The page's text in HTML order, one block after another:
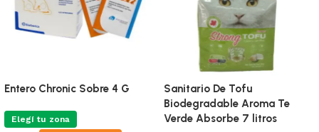
Entero Chronic Sobre 4 G
Elegí tu zona
Sanitario De Tofu
Biodegradable Aroma Te
Verde Absorbe 7 litros